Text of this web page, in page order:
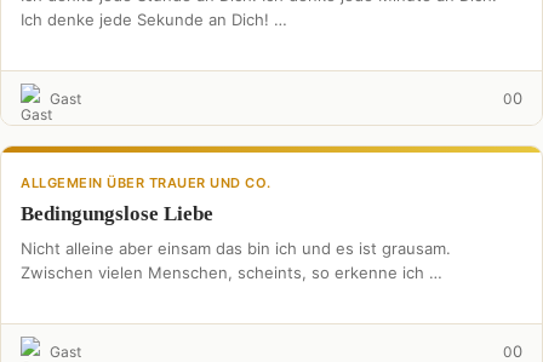
Ich denke jede Sekunde an Dich! …
Gast 00
ALLGEMEIN ÜBER TRAUER UND CO.
Bedingungslose Liebe
Nicht alleine aber einsam das bin ich und es ist grausam.
Zwischen vielen Menschen, scheints, so erkenne ich …
Gast 00